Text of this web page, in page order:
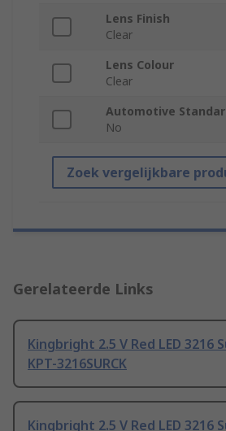
Lens Finish
Clear
Lens Colour
Clear
Automotive
No
Zoek vergelijkbare
Gerelateerde Links
Kingbright 2.5 V Red LED 3216
KPT-3216SURCK
Kingbright 2.5 V Red LED 3216